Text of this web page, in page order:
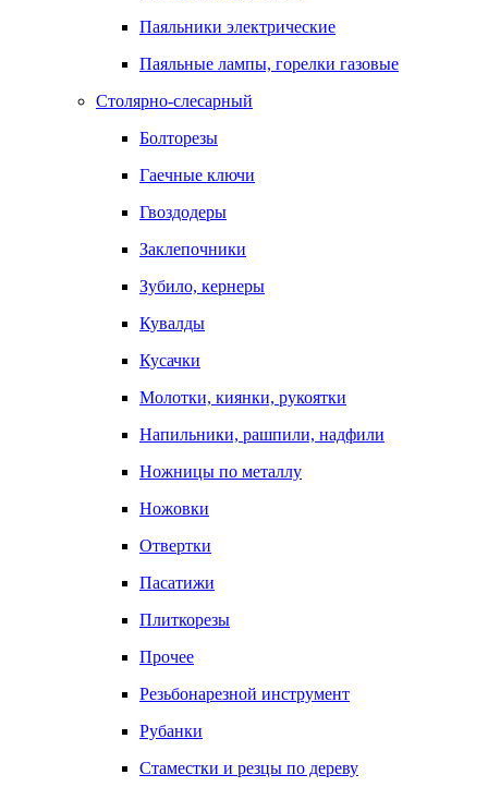
Паяльники электрические
Паяльные лампы, горелки газовые
Столярно-слесарный
Болторезы
Гаечные ключи
Гвоздодеры
Заклепочники
Зубило, кернеры
Кувалды
Кусачки
Молотки, киянки, рукоятки
Напильники, рашпили, надфили
Ножницы по металлу
Ножовки
Отвертки
Пасатижи
Плиткорезы
Прочее
Резьбонарезной инструмент
Рубанки
Стаместки и резцы по дереву